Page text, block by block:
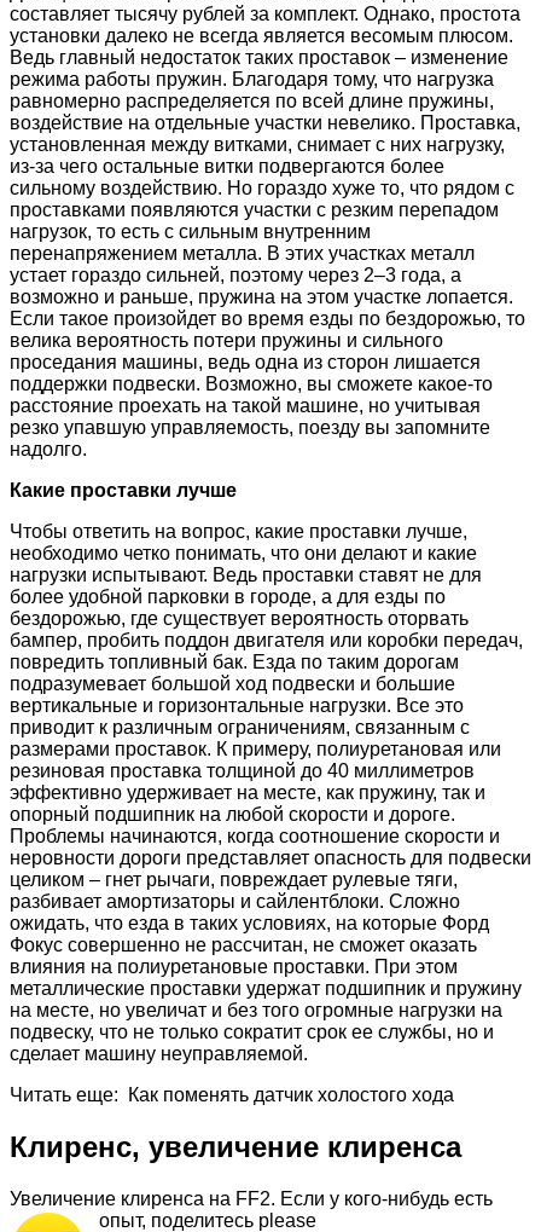
составляет тысячу рублей за комплект. Однако, простота
установки далеко не всегда является весомым плюсом.
Ведь главный недостаток таких проставок – изменение
режима работы пружин. Благодаря тому, что нагрузка
равномерно распределяется по всей длине пружины,
воздействие на отдельные участки невелико. Проставка,
установленная между витками, снимает с них нагрузку,
из-за чего остальные витки подвергаются более
сильному воздействию. Но гораздо хуже то, что рядом с
проставками появляются участки с резким перепадом
нагрузок, то есть с сильным внутренним
перенапряжением металла. В этих участках металл
устает гораздо сильней, поэтому через 2–3 года, а
возможно и раньше, пружина на этом участке лопается.
Если такое произойдет во время езды по бездорожью, то
велика вероятность потери пружины и сильного
проседания машины, ведь одна из сторон лишается
поддержки подвески. Возможно, вы сможете какое-то
расстояние проехать на такой машине, но учитывая
резко упавшую управляемость, поезду вы запомните
надолго.
Какие проставки лучше
Чтобы ответить на вопрос, какие проставки лучше,
необходимо четко понимать, что они делают и какие
нагрузки испытывают. Ведь проставки ставят не для
более удобной парковки в городе, а для езды по
бездорожью, где существует вероятность оторвать
бампер, пробить поддон двигателя или коробки передач,
повредить топливный бак. Езда по таким дорогам
подразумевает большой ход подвески и большие
вертикальные и горизонтальные нагрузки. Все это
приводит к различным ограничениям, связанным с
размерами проставок. К примеру, полиуретановая или
резиновая проставка толщиной до 40 миллиметров
эффективно удерживает на месте, как пружину, так и
опорный подшипник на любой скорости и дороге.
Проблемы начинаются, когда соотношение скорости и
неровности дороги представляет опасность для подвески
целиком – гнет рычаги, повреждает рулевые тяги,
разбивает амортизаторы и сайлентблоки. Сложно
ожидать, что езда в таких условиях, на которые Форд
Фокус совершенно не рассчитан, не сможет оказать
влияния на полиуретановые проставки. При этом
металлические проставки удержат подшипник и пружину
на месте, но увеличат и без того огромные нагрузки на
подвеску, что не только сократит срок ее службы, но и
сделает машину неуправляемой.
Читать еще: Как поменять датчик холостого хода
Клиренс, увеличение клиренса
Увеличение клиренса на FF2. Если у кого-нибудь есть
опыт, поделитесь please